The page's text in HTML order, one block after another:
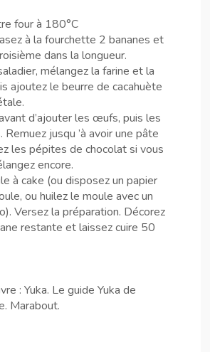
four à 180°C
à la fourchette 2 bananes et
dans la longueur.
mélangez la farine et la
ajoutez le beurre de cacahuète
d’ajouter les œufs, puis les
jusqu ’à avoir une pâte
les pépites de chocolat si vous
encore.
à cake (ou disposez un papier
ou huilez le moule avec un
Versez la préparation. Décorez
restante et laissez cuire 50
: Yuka. Le guide Yuka de
Marabout.